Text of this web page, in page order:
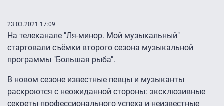
23.03.2021 17:09
На телеканале "Ля-минор. Мой музыкальный"
стартовали съёмки второго сезона музыкальной
программы "Большая рыба".
В новом сезоне известные певцы и музыканты
раскроются с неожиданной стороны: эксклюзивные
секреты профессионального успеха и неизвестные